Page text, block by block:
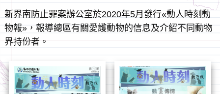
新界南防止罪案辦公室於2020年5月發行«動人時刻動
物報»，報導總區有關愛護動物的信息及介紹不同動物
界持份者。